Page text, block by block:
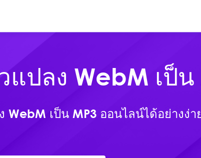
แปลง WebM เป็น
WebM เป็น MP3 ออนไลน์ได้อย่างง่า